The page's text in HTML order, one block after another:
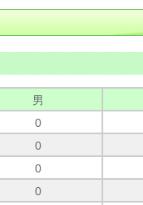
男
0
0
0
0